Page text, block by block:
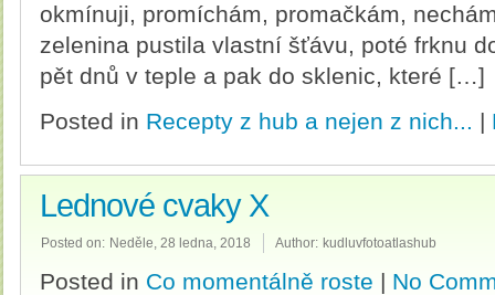
okmínuji, promíchám, promačkám,
zelenina pustila vlastní šťávu, poté frknu
pět dnů v teple a pak do sklenic, které […]
Posted in Recepty z hub a nejen z nich... |
Lednové cvaky X
Posted on: Neděle, 28 ledna, 2018 Author: kudluvfotoatlashub
Posted in Co momentálně roste | No